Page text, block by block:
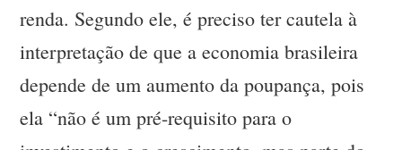
renda. Segundo ele, é preciso ter cautela à
interpretação de que a economia brasileira
depende de um aumento da poupança, pois
ela “não é um pré-requisito para o